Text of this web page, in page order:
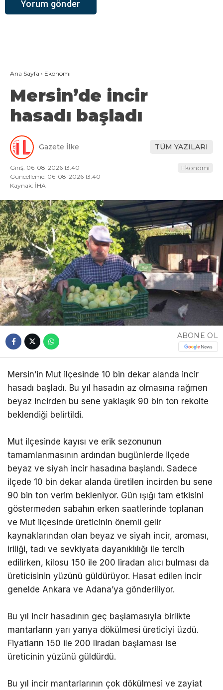
Ana Sayfa › Ekonomi
Mersin’de incir
hasadı başladı
Gazete İlke TÜM YAZILARI
Giriş: 06-08-2026 13:40
Güncelleme: 06-08-2026 13:40
Kaynak: İHA
Ekonomi
ABONE OL
Mersin’in Mut ilçesinde 10 bin dekar alanda incir
hasadı başladı. Bu yıl hasadın az olmasına rağmen
beyaz incirden bu sene yaklaşık 90 bin ton rekolte
beklendiği belirtildi.
Mut ilçesinde kayısı ve erik sezonunun
tamamlanmasının ardından bugünlerde ilçede
beyaz ve siyah incir hasadına başlandı. Sadece
ilçede 10 bin dekar alanda üretilen incirden bu sene
90 bin ton verim bekleniyor. Gün ışığı tam etkisini
göstermeden sabahın erken saatlerinde toplanan
ve Mut ilçesinde üreticinin önemli gelir
kaynaklarından olan beyaz ve siyah incir, aroması,
iriliği, tadı ve sevkiyata dayanıklılığı ile tercih
edilirken, kilosu 150 ile 200 liradan alıcı bulması da
üreticisinin yüzünü güldürüyor. Hasat edilen incir
genelde Ankara ve Adana’ya gönderiliyor.
Bu yıl incir hasadının geç başlamasıyla birlikte
mantarların yarı yarıya dökülmesi üreticiyi üzdü.
Fiyatların 150 ile 200 liradan başlaması ise
üreticinin yüzünü güldürdü.
Bu yıl incir mantarlarının çok dökülmesi ve zayiat